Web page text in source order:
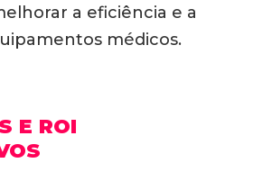
a eficiência e a
médicos.
E ROI